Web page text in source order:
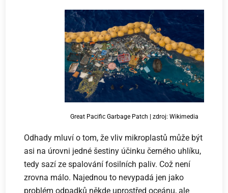
Great Pacific Garbage Patch | zdroj: Wikimedia
Odhady mluví o tom, že vliv mikroplastů může být
asi na úrovni jedné šestiny účinku černého uhlíku,
tedy sazí ze spalování fosilních paliv. Což není
zrovna málo. Najednou to nevypadá jen jako
problém odpadků někde uprostřed oceánu, ale